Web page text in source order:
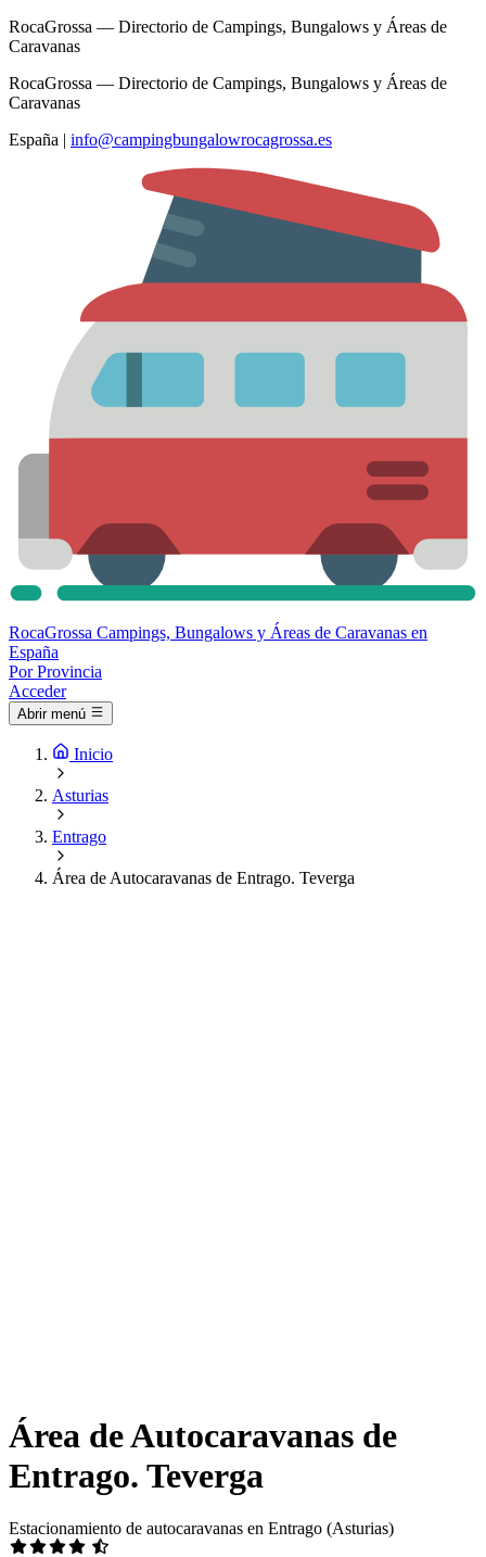
RocaGrossa — Directorio de Campings, Bungalows y Áreas de
Caravanas
RocaGrossa — Directorio de Campings, Bungalows y Áreas de
Caravanas
España | info@campingbungalowrocagrossa.es
RocaGrossa Campings, Bungalows y Áreas de Caravanas en
España
Por Provincia
Acceder
Abrir menú
Inicio
Asturias
Entrago
Área de Autocaravanas de Entrago. Teverga
Área de Autocaravanas de
Entrago. Teverga
Estacionamiento de autocaravanas en Entrago (Asturias)